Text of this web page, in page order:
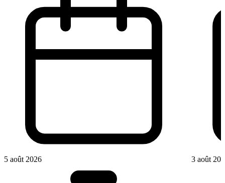
5 août 2026 3 août